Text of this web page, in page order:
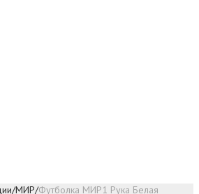
/МИР/Футболка МИР1 Рука Белая